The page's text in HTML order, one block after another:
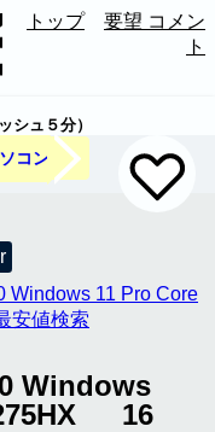
トップ
要望 コメン
ト
シュ５分）
コン
Windows 11 Pro Core
安値検索
Windows
275HX 16